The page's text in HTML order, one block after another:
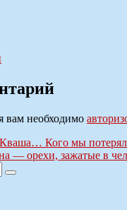
вам необходимо
Кого мы
— орехи, зажатые в
Поиск